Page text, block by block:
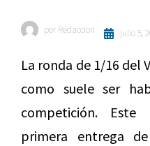
por Redaccion julio 5,
La ronda de 1/16 del
como suele ser
competición.
primera entrega